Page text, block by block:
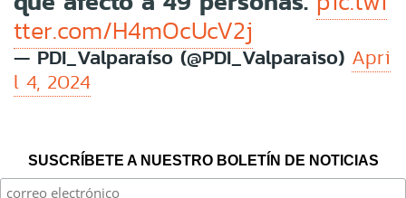
tter.com/H4mOcUcV2j
— PDI_Valparaíso (@PDI_Valparaiso) Apri
l 4, 2024
SUSCRÍBETE A NUESTRO BOLETÍN DE NOTICIAS